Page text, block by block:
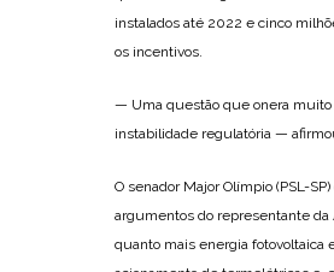
instalados até 2022 e cinco
os incentivos.
— Uma questão que onera muito
instabilidade regulatória —
O senador Major Olímpio (PSL-
argumentos do representante da
quanto mais energia fotovoltaica